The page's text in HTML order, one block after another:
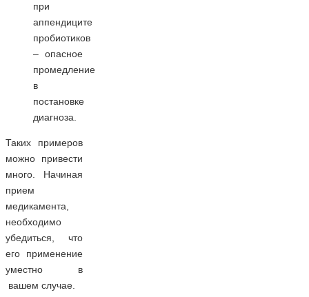
при
аппендиците
пробиотиков
– опасное
промедление
в
постановке
диагноза.
Таких примеров
можно привести
много. Начиная
прием
медикамента,
необходимо
убедиться, что
его применение
уместно в
вашем случае.